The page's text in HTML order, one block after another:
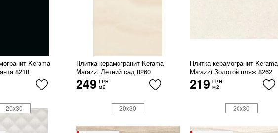
Kerama
8218
Плитка керамогранит Kerama
Marazzi Летний сад 8260
249 ГРН
м2
Плитка керамогранит Kerama
Marazzi Золотой пляж 8262
219 ГРН
м2
20x30 20x30 20x30